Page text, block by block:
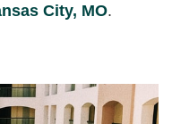
City, MO.